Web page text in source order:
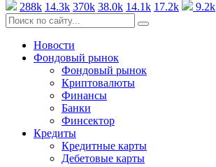
288k 14.3k 370k 38.0k 14.1k 17.2k 9.2k
Новости
Фондовый рынок
Фондовый рынок
Криптовалюты
Финансы
Банки
Финсектор
Кредиты
Кредитные карты
Дебетовые карты